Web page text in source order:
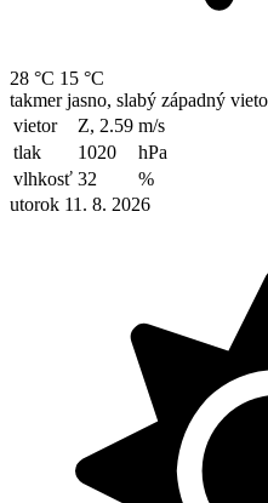
28 °C 15 °C
takmer jasno, slabý západný
vietor
Z, 2.59 m/s
tlak
1020
hPa
vlhkosť 32
%
utorok 11. 8. 2026